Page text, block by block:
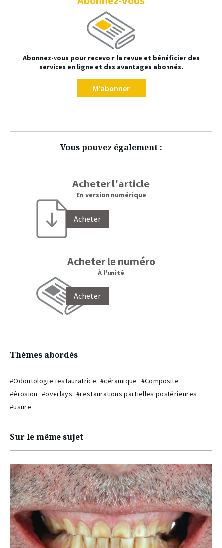
Abonnez-vous pour recevoir la revue et bénéficier des
services en ligne et des avantages abonnés.
M'abonner
Vous pouvez également :
Acheter l'article
En version numérique
Acheter
Acheter le numéro
À l'unité
Acheter
Thèmes abordés
#Odontologie restauratrice #céramique #Composite
#érosion #overlays #restaurations partielles postérieures
#usure
Sur le même sujet